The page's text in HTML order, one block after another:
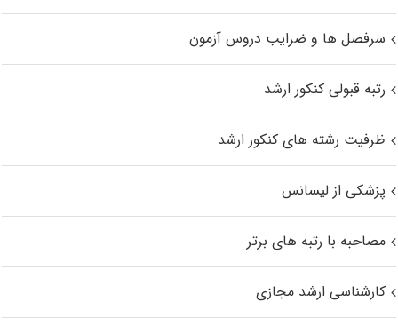
سرفصل ها و ضرایب دروس آزمون
رتبه قبولی کنکور ارشد
ظرفیت رشته های کنکور ارشد
پزشکی از لیسانس
مصاحبه با رتبه های برتر
کارشناسی ارشد مجازی